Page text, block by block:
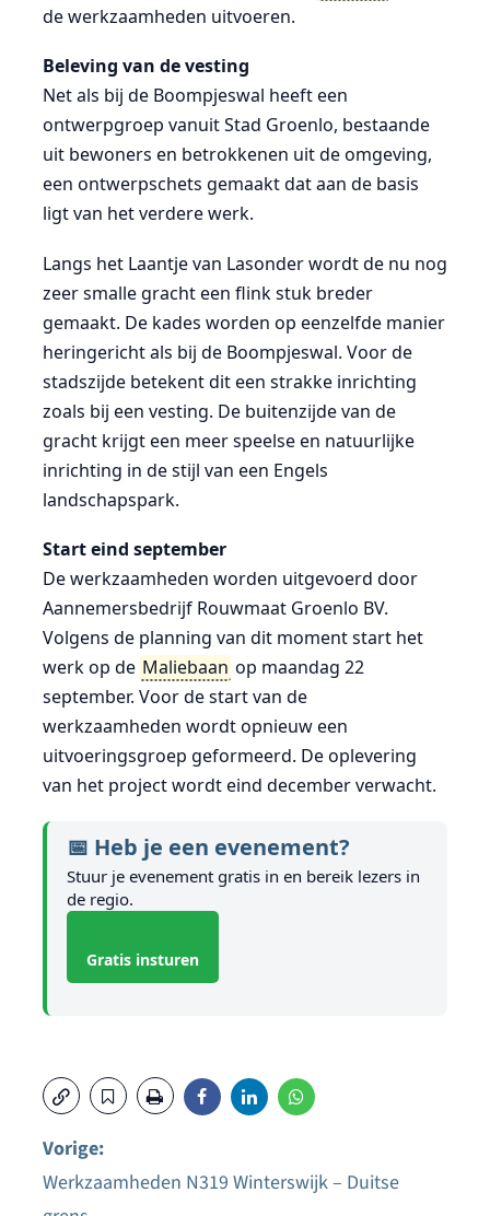
de werkzaamheden uitvoeren.
Beleving van de vesting
Net als bij de Boompjeswal heeft een
ontwerpgroep vanuit Stad Groenlo, bestaande
uit bewoners en betrokkenen uit de omgeving,
een ontwerpschets gemaakt dat aan de basis
ligt van het verdere werk.
Langs het Laantje van Lasonder wordt de nu nog
zeer smalle gracht een flink stuk breder
gemaakt. De kades worden op eenzelfde manier
heringericht als bij de Boompjeswal. Voor de
stadszijde betekent dit een strakke inrichting
zoals bij een vesting. De buitenzijde van de
gracht krijgt een meer speelse en natuurlijke
inrichting in de stijl van een Engels
landschapspark.
Start eind september
De werkzaamheden worden uitgevoerd door
Aannemersbedrijf Rouwmaat Groenlo BV.
Volgens de planning van dit moment start het
werk op de Maliebaan op maandag 22
september. Voor de start van de
werkzaamheden wordt opnieuw een
uitvoeringsgroep geformeerd. De oplevering
van het project wordt eind december verwacht.
📅 Heb je een evenement?
Stuur je evenement gratis in en bereik lezers in
de regio.
Gratis insturen
Bericht
Vorige:
Werkzaamheden N319 Winterswijk – Duitse